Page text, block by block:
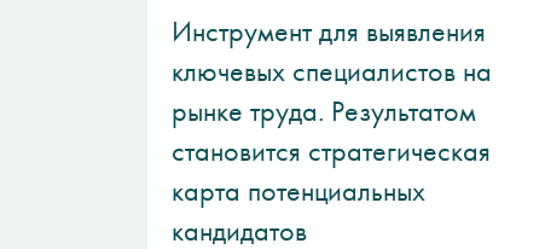
Инструмент для выявления
ключевых специалистов на
рынке труда. Результатом
становится стратегическая
карта потенциальных
кандидатов